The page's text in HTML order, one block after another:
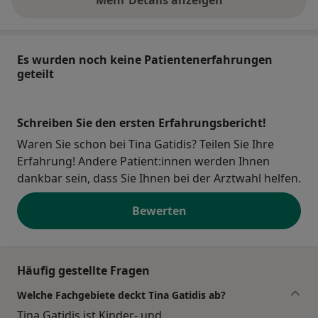
über die Adresse
Es wurden noch keine Patientenerfahrungen
geteilt
Schreiben Sie den ersten Erfahrungsbericht!
Waren Sie schon bei Tina Gatidis? Teilen Sie Ihre
Erfahrung! Andere Patient:innen werden Ihnen
dankbar sein, dass Sie Ihnen bei der Arztwahl helfen.
Bewerten
Häufig gestellte Fragen
Welche Fachgebiete deckt Tina Gatidis ab?